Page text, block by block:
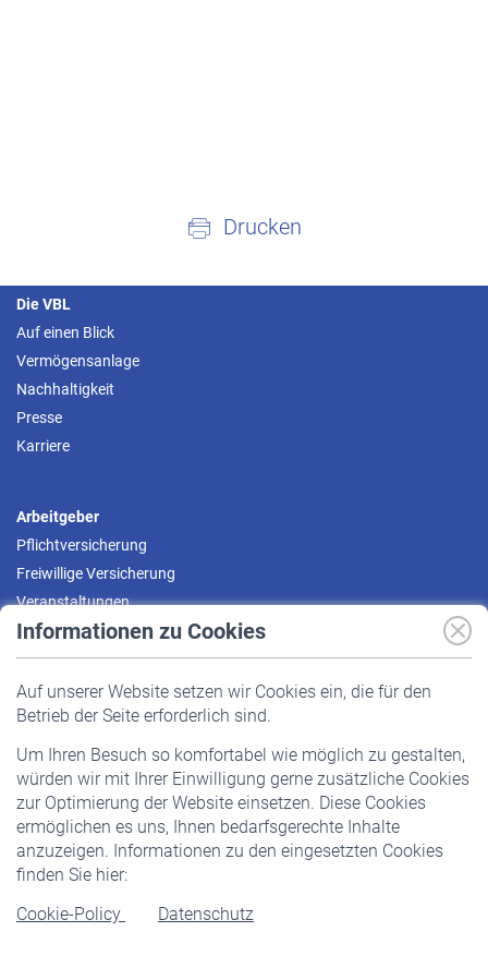
Informationen zu Cookies
Auf unserer Website setzen wir Cookies ein, die für den
Betrieb der Seite erforderlich sind.
Um Ihren Besuch so komfortabel wie möglich zu gestalten,
würden wir mit Ihrer Einwilligung gerne zusätzliche Cookies
zur Optimierung der Website einsetzen. Diese Cookies
ermöglichen es uns, Ihnen bedarfsgerechte Inhalte
anzuzeigen. Informationen zu den eingesetzten Cookies
finden Sie hier:
Cookie-Policy
Datenschutz
Drucken
Die VBL
Auf einen Blick
Vermögensanlage
Nachhaltigkeit
Presse
Karriere
Arbeitgeber
Pflichtversicherung
Freiwillige Versicherung
Veranstaltungen
Pflichtversicherung
Staatliche Förderung
Veranstaltungen
Rentner
Rentenbeginn
Rente beantragen